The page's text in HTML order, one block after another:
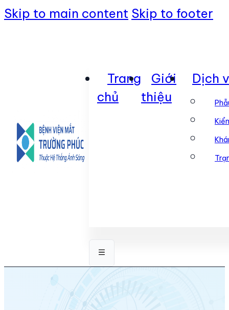
Skip to main content Skip to footer
Trang
chủ
Giới
thiệu
Dịch